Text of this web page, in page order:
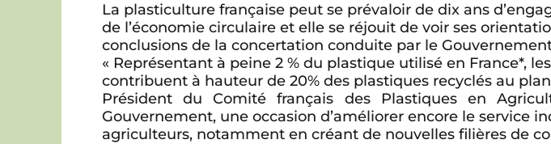
La plasticulture française peut se prévaloir de dix ans
de l’économie circulaire et elle se réjouit de voir ses
conclusions de la concertation conduite par le
« Représentant à peine 2 % du plastique utilisé en France*,
contribuent à hauteur de 20% des plastiques recyclés au
Président du Comité français des Plastiques en
Gouvernement, une occasion d’améliorer encore le service
agriculteurs, notamment en créant de nouvelles filières de